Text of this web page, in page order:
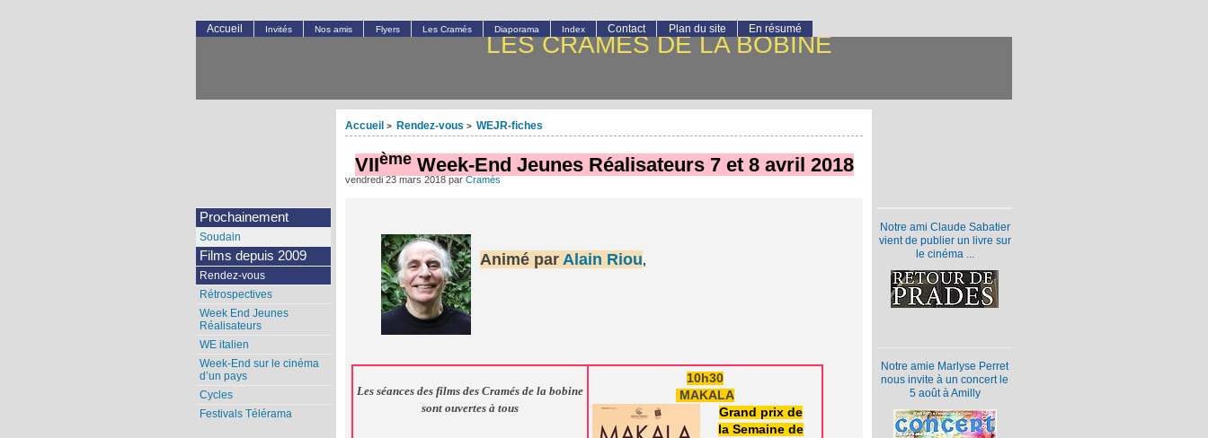
LES CRAMÉS DE LA BOBINE
Accueil > Rendez-vous > WEJR-fiches
VIIèmeWeek-End Jeunes Réalisateurs 7 et 8 avril 2018
vendredi 23 mars 2018 parCramés
Animé par Alain Riou,
Les séances des films des Cramés de la bobine
sont ouvertes à tous
10h30
MAKALA
Grand prix de
la Semaine de
Notre ami Claude Sabatier
vient de publier un livre sur
le cinéma ...
Notre amie Marlyse Perret
nous invite à un concert le
5 août à Amilly
Accueil Invités Nos amis Flyers Les Cramés Diaporama Index Contact Plan du site En résumé
Prochainement
Soudain
Films depuis 2009
Rendez-vous
Rétrospectives
Week End Jeunes
Réalisateurs
WE italien
Week-End sur le cinéma
d’un pays
Cycles
Festivals Télérama